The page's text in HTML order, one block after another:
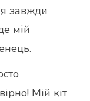
завжди
мій
Мій кіт